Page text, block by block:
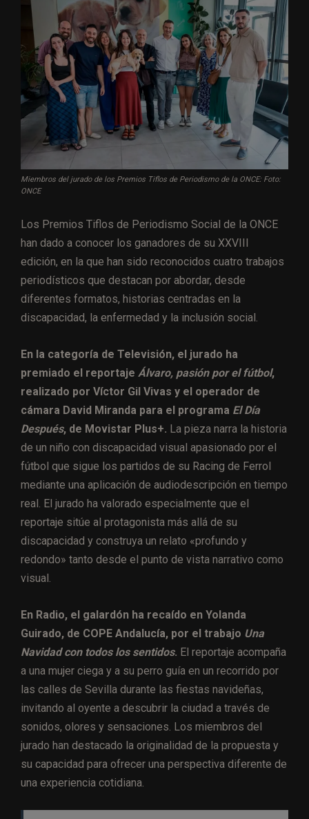
Miembros del jurado de los Premios Tiflos de Periodismo de la ONCE: Foto:
ONCE
Los Premios Tiflos de Periodismo Social de la ONCE
han dado a conocer los ganadores de su XXVIII
edición, en la que han sido reconocidos cuatro trabajos
periodísticos que destacan por abordar, desde
diferentes formatos, historias centradas en la
discapacidad, la enfermedad y la inclusión social.
En la categoría de Televisión, el jurado ha
premiado el reportaje Álvaro, pasión por el fútbol,
realizado por Víctor Gil Vivas y el operador de
cámara David Miranda para el programa El Día
Después, de Movistar Plus+. La pieza narra la historia
de un niño con discapacidad visual apasionado por el
fútbol que sigue los partidos de su Racing de Ferrol
mediante una aplicación de audiodescripción en tiempo
real. El jurado ha valorado especialmente que el
reportaje sitúe al protagonista más allá de su
discapacidad y construya un relato «profundo y
redondo» tanto desde el punto de vista narrativo como
visual.
En Radio, el galardón ha recaído en Yolanda
Guirado, de COPE Andalucía, por el trabajo Una
Navidad con todos los sentidos. El reportaje acompaña
a una mujer ciega y a su perro guía en un recorrido por
las calles de Sevilla durante las fiestas navideñas,
invitando al oyente a descubrir la ciudad a través de
sonidos, olores y sensaciones. Los miembros del
jurado han destacado la originalidad de la propuesta y
su capacidad para ofrecer una perspectiva diferente de
una experiencia cotidiana.